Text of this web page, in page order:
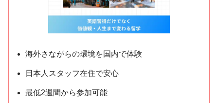
海外さながらの環境を国内で体験
日本人スタッフ在住で安心
最低2週間から参加可能